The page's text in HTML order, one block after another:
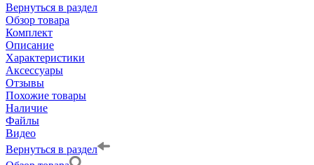
Вернуться в раздел
Обзор товара
Комплект
Описание
Характеристики
Аксессуары
Отзывы
Похожие товары
Наличие
Файлы
Видео
Вернуться в раздел